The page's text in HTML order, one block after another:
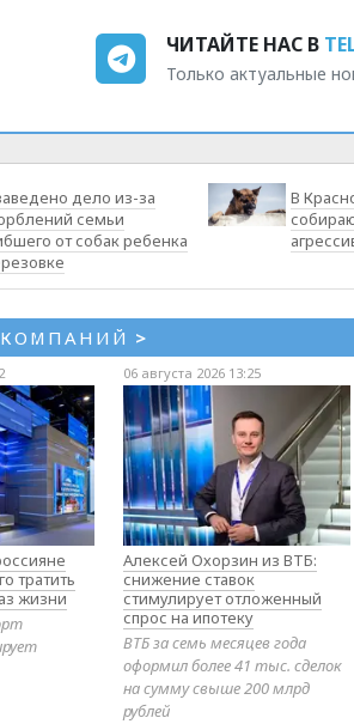
ЧИТАЙТЕ НАС В
Только актуальные
дело из-за
семьи
от собак ребенка
В
>
тратить
жизни
06 августа 2026 13:25
Алексей Охорзин из ВТБ:
снижение ставок
стимулирует отложенный
спрос на ипотеку
ВТБ за семь месяцев года
оформил более 41 тыс. сделок
на сумму свыше 200 млрд
рублей